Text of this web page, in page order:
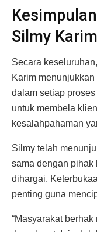
Silmy Karim
Secara
Karim
dalam setiap
untuk membela
kesalahpahaman
Silmy telah
sama dengan pihak
dihargai.
penting guna
“Masyarakat